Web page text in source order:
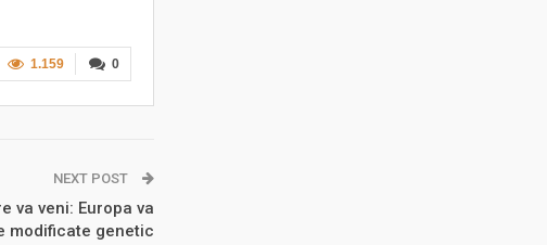
0
1.159
NEXT POST
va veni: Europa va
modificate genetic